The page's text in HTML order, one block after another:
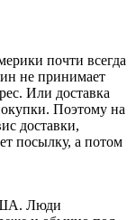
почти всегда
не принимает
Или доставка
Поэтому на
доставки,
посылку, а потом
Люди